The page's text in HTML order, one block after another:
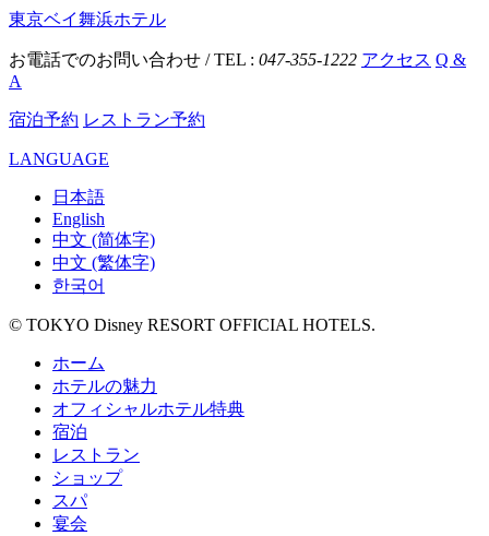
東京ベイ舞浜ホテル
お電話でのお問い合わせ / TEL : 047-355-1222 アクセス Q &
A
宿泊予約 レストラン予約
LANGUAGE
日本語
English
中文 (简体字)
中文 (繁体字)
한국어
© TOKYO Disney RESORT OFFICIAL HOTELS.
ホーム
ホテルの魅力
オフィシャルホテル特典
宿泊
レストラン
ショップ
スパ
宴会